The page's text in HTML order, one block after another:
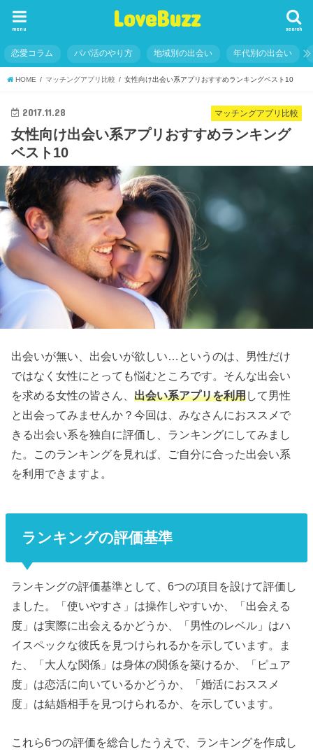
LoveBuzz search
menu
恋愛コラム パパ活のやり方 地域別の出会い 年代別の出会い
HOME マッチングアプリ比較 女性向け出会い系アプリおすすめランキングベスト10
マッチングアプリ比較
2017.11.28
女性向け出会い系アプリおすすめランキング
ベスト10
出会いが無い、出会いが欲しい…というのは、男性だけ
ではなく女性にとっても悩むところです。そんな出会い
を求める女性の皆さん、出会い系アプリを利用して男性
と出会ってみませんか？今回は、みなさんにおススメで
きる出会い系を独自に評価し、ランキングにしてみまし
た。このランキングを見れば、ご自分に合った出会い系
を利用できますよ。
ランキングの評価基準
ランキングの評価基準として、6つの項目を設けて評価し
ました。「使いやすさ」は操作しやすいか、「出会える
度」は実際に出会えるかどうか、「男性のレベル」はハ
イスペックな彼氏を見つけられるかを示しています。ま
た、「大人な関係」は身体の関係を築けるか、「ピュア
度」は恋活に向いているかどうか、「婚活におススメ
度」は結婚相手を見つけられるか、を示しています。
これら6つの評価を総合したうえで、ランキングを作成し